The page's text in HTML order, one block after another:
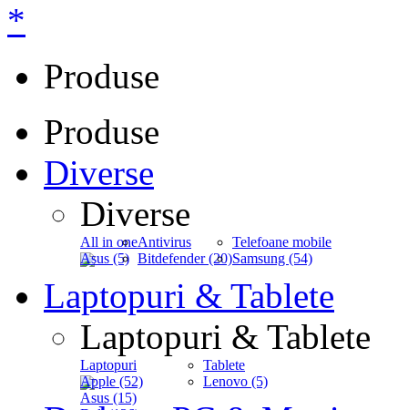
*
Produse
Produse
Diverse
Diverse
All in one
Asus (5)
Antivirus
Bitdefender (20)
Telefoane mobile
Samsung (54)
Laptopuri & Tablete
Laptopuri & Tablete
Laptopuri
Apple (52)
Asus (15)
Tablete
Lenovo (5)